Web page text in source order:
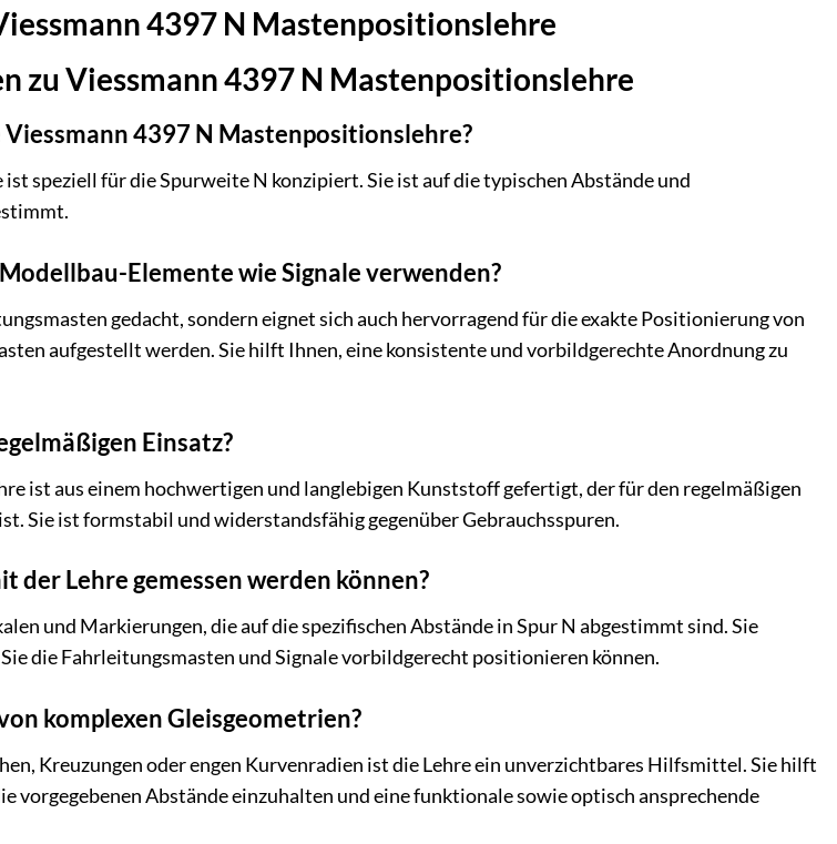
4397 N Mastenpositionslehre
zu Viessmann 4397 N Mastenpositionslehre
4397 N Mastenpositionslehre?
speziell für die Spurweite N konzipiert. Sie ist auf die typischen Abstände und
Elemente wie Signale verwenden?
gedacht, sondern eignet sich auch hervorragend für die exakte Positionierung von
aufgestellt werden. Sie hilft Ihnen, eine konsistente und vorbildgerechte Anordnung zu
Einsatz?
ist aus einem hochwertigen und langlebigen Kunststoff gefertigt, der für den regelmäßigen
Sie ist formstabil und widerstandsfähig gegenüber Gebrauchsspuren.
der Lehre gemessen werden können?
und Markierungen, die auf die spezifischen Abstände in Spur N abgestimmt sind. Sie
die Fahrleitungsmasten und Signale vorbildgerecht positionieren können.
komplexen Gleisgeometrien?
Kreuzungen oder engen Kurvenradien ist die Lehre ein unverzichtbares Hilfsmittel. Sie hilft
vorgegebenen Abstände einzuhalten und eine funktionale sowie optisch ansprechende